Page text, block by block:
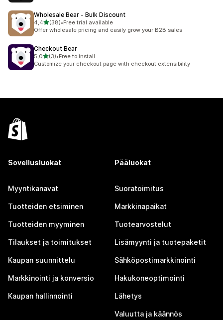
Wholesale Bear ‑ Bulk Discount
4,4/ 5 tähteä
(38)
38 arvostelua yhteensä
•Free trial available
Offer wholesale pricing and easily grow your B2B sales
Checkout Bear
5,0/ 5 tähteä
(3)
3 arvostelua yhteensä
•Free to install
Customize your checkout page with checkout extensibility
Sovellusluokat
Myyntikanavat
Tuotteiden etsiminen
Tuotteiden myyminen
Tilaukset ja toimitukset
Kaupan suunnittelu
Markkinointi ja konversio
Kaupan hallinnointi
Pääluokat
Suoratoimitus
Markkinapaikat
Tuotearvostelut
Lisämyynti ja tuotepaketit
Sähköpostimarkkinointi
Hakukoneoptimointi
Lähetys
Valuutta ja käännös